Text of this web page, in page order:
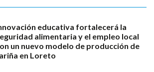
educativa fortalecerá la
alimentaria y el empleo local
un nuevo modelo de producción de
en Loreto